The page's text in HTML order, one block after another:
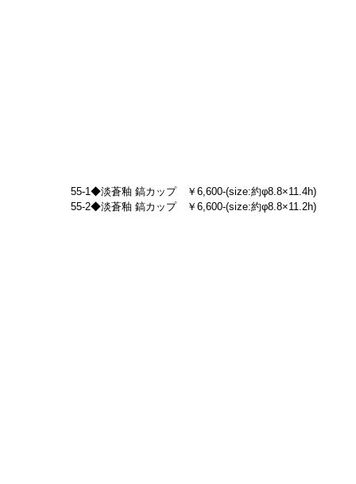
55-1◆淡蒼釉 鎬カップ　￥6,600-(size:約φ8.8×11.4h)
55-2◆淡蒼釉 鎬カップ　￥6,600-(size:約φ8.8×11.2h)